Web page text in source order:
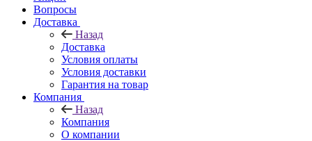
Вопросы
Доставка
Назад
Доставка
Условия оплаты
Условия доставки
Гарантия на товар
Компания
Назад
Компания
О компании